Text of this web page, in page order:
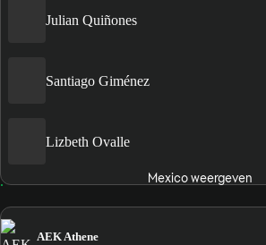
Julian Quiñones
Santiago Giménez
Lizbeth Ovalle
Mexico weergeven
AEK Athene